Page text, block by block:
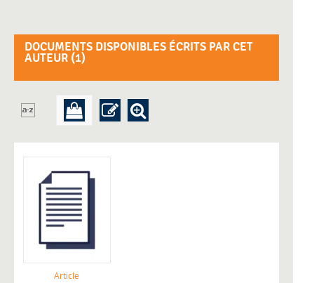
DOCUMENTS DISPONIBLES ÉCRITS PAR CET
AUTEUR (1)
Article